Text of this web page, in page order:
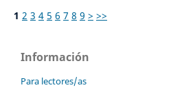
1 2 3 4 5 6 7 8 9 > >>
Información
Para lectores/as